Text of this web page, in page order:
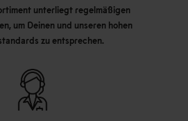
unterliegt regelmäßigen
um Deinen und unseren hohen
zu entsprechen.